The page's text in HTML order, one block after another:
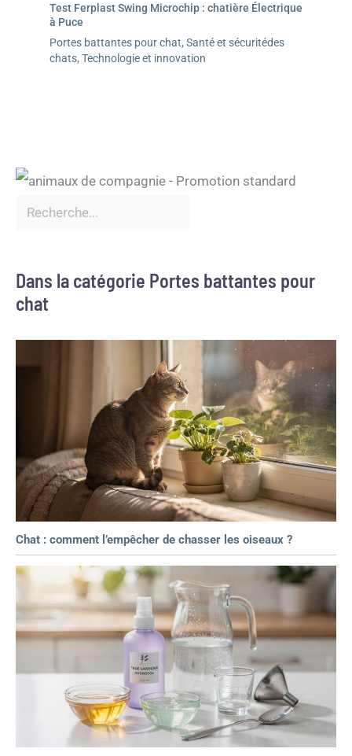
Test Ferplast Swing Microchip : chatière Électrique
à Puce
Portes battantes pour chat, Santé et sécuritédes
chats, Technologie et innovation
Dans la catégorie Portes battantes pour
chat
Chat : comment l’empêcher de chasser les oiseaux ?